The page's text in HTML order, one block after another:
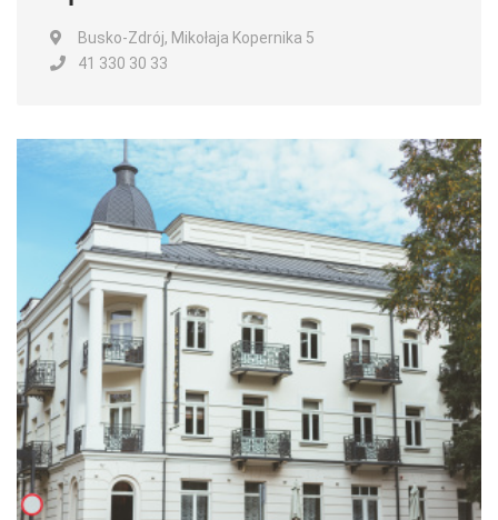
Busko-Zdrój, Mikołaja Kopernika 5
41 330 30 33